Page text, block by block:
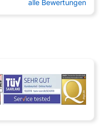
alle Bewertungen